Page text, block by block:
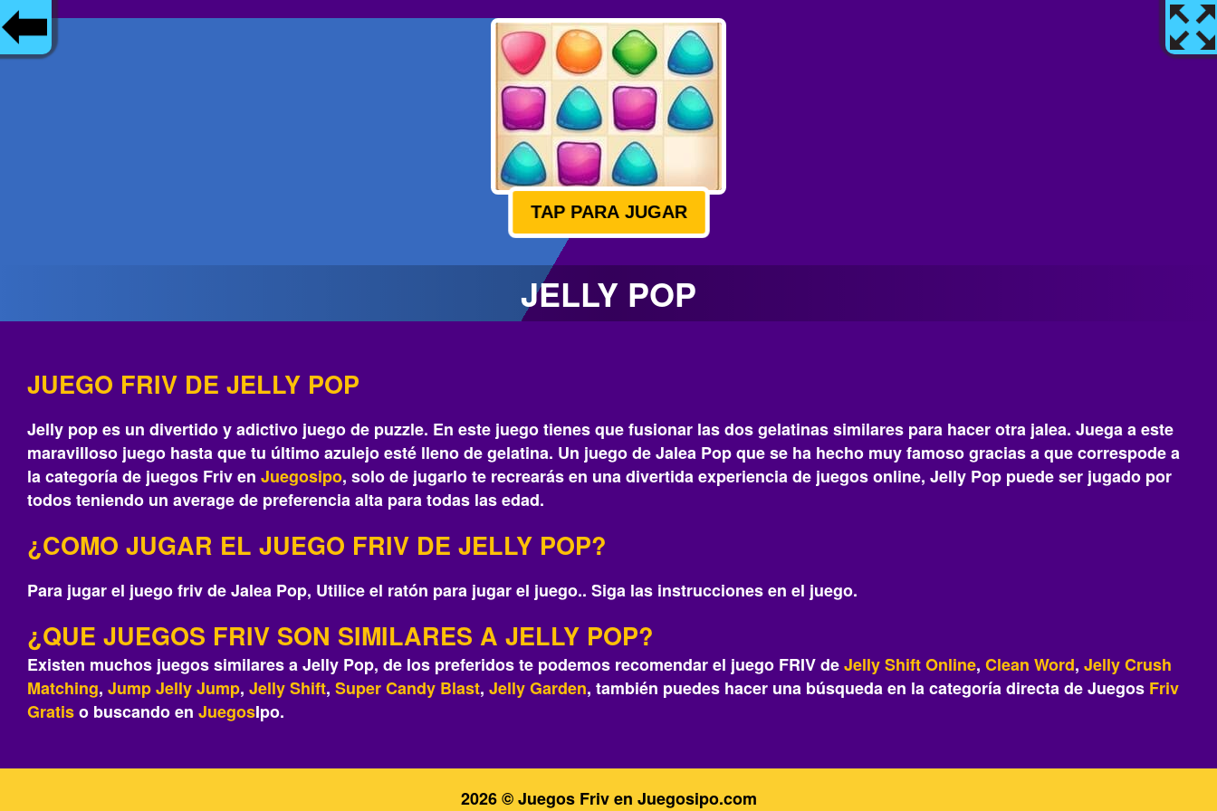
TAP PARA JUGAR
JELLY POP
JUEGO FRIV DE JELLY POP
Jelly pop es un divertido y adictivo juego de puzzle. En este juego tienes que fusionar las dos gelatinas similares para hacer otra jalea. Juega a este
maravilloso juego hasta que tu último azulejo esté lleno de gelatina. Un juego de Jalea Pop que se ha hecho muy famoso gracias a que correspode a
la categoría de juegos Friv en Juegosipo, solo de jugarlo te recrearás‎ en una divertida experiencia de juegos online, Jelly Pop puede ser jugado por
todos teniendo un average de preferencia alta para todas las edad.
¿COMO JUGAR EL JUEGO FRIV DE JELLY POP?
Para jugar el juego friv de Jalea Pop, Utilice el ratón para jugar el juego.. Siga las instrucciones en el juego.
¿QUE JUEGOS FRIV SON SIMILARES A JELLY POP?
Existen muchos juegos similares a Jelly Pop, de los preferidos te podemos recomendar el juego FRIV deJelly Shift Online, Clean Word, Jelly Crush
Matching, Jump Jelly Jump, Jelly Shift, Super Candy Blast, Jelly Garden, también puedes hacer una búsqueda en la categoría directa de Juegos Friv
Gratiso buscando en JuegosIpo.
2026 © Juegos Friv en Juegosipo.com